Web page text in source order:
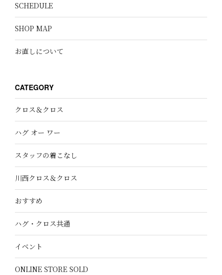
SCHEDULE
SHOP MAP
お直しについて
CATEGORY
クロス＆クロス
ハグ オー ワー
スタッフの着こなし
川西クロス＆クロス
おすすめ
ハグ・クロス共通
イベント
ONLINE STORE SOLD